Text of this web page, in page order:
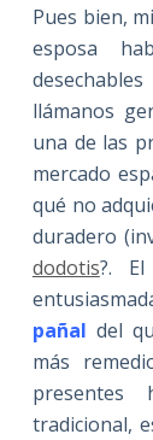
Pues bien,
esposa
llámanos
una de las
mercado
qué no
duradero
dodotis?.
pañal del
más
presentes
tradicional,